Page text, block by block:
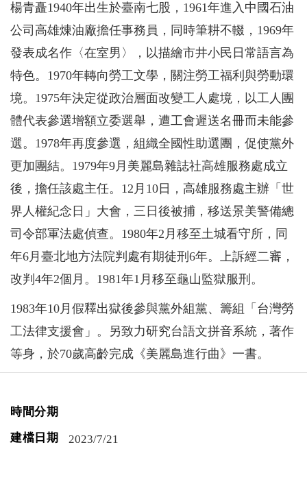
楊青矗1940年出生於臺南七股，1961年進入中國石油
公司高雄煉油廠擔任事務員，同時筆耕不輟，1969年
發表成名作〈在室男〉，以描繪市井小民日常語言為
特色。1970年轉向勞工文學，關注勞工福利與勞動環
境。1975年決定從政治層面改變工人處境，以工人團
體代表參選增額立委選舉，遭工會遲送名冊而未能參
選。1978年再度參選，組織全國性助選團，促使黨外
更加團結。1979年9月美麗島雜誌社高雄服務處成立
後，擔任該處主任。12月10日，高雄服務處主辦「世
界人權紀念日」大會，三日後被捕，移送景美警備總
司令部軍法處偵查。1980年2月移至土城看守所，同
年6月臺北地方法院判處有期徒刑6年。上訴經二審，
改判4年2個月。1981年1月移至龜山監獄服刑。
1983年10月假釋出獄後參與黨外組黨、籌組「台灣勞
工法律支援會」。另致力研究台語文拼音系統，著作
等身，於70歲高齡完成《美麗島進行曲》一書。
時間分期
建檔日期
2023/7/21